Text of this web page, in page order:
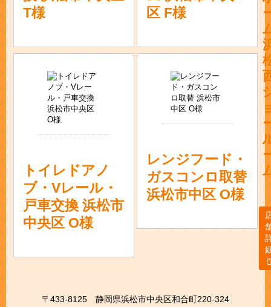
T様
区 F様
トイレドアノ
ブ・Vレール・
戸車交換 浜松市
中央区 O様
レンジフード・
ガスコンロ取替
浜松市中区 O様
〒433-8125 静岡県浜松市中央区和合町220-324